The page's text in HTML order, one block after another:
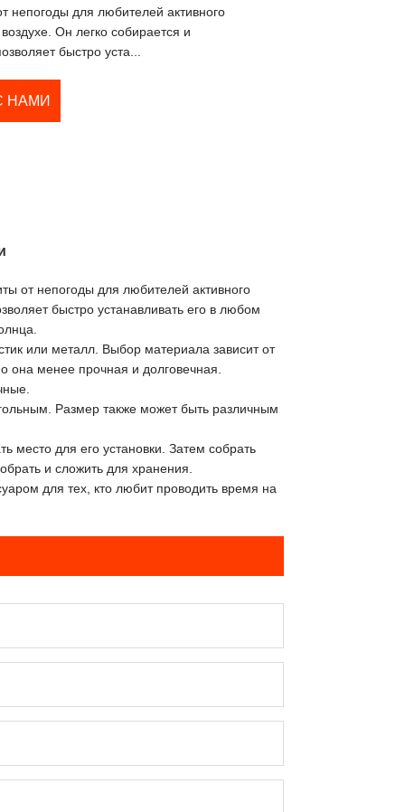
непогоды для любителей активного
Он легко собирается и
быстро уста...
НАМИ
от непогоды для любителей активного
быстро устанавливать его в любом
или металл. Выбор материала зависит от
она менее прочная и долговечная.
Размер также может быть различным
место для его установки. Затем собрать
и сложить для хранения.
для тех, кто любит проводить время на